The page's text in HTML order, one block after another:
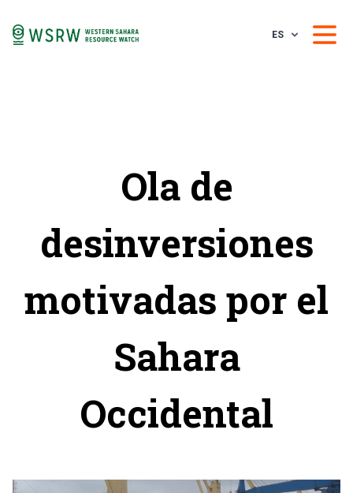
ES
Ola de
desinversiones
motivadas por el
Sahara
Occidental